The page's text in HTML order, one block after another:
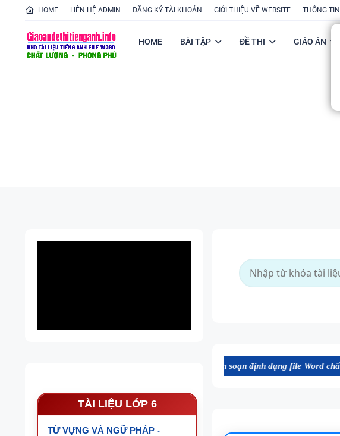
HOME LIÊN HỆ ADMIN ĐĂNG KÝ TÀI KHOẢN GIỚI THIỆU VỀ WEBSITE THÔNG
HOME BÀI TẬP ĐỀ THI GIÁO ÁN
TÀI LIỆU LỚP 6
TỪ VỰNG VÀ NGỮ PHÁP -
này được chúng tôi ứng dụng AI biên soạn định dạng file Word chất lượng cao,